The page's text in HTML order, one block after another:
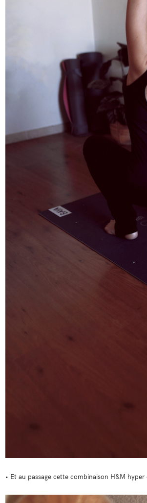
• Et au passage cette combinaison H&M